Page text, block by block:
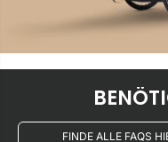
FINDE ALLE FAQS